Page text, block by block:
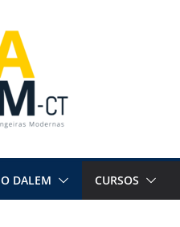
O DALEM CURSOS